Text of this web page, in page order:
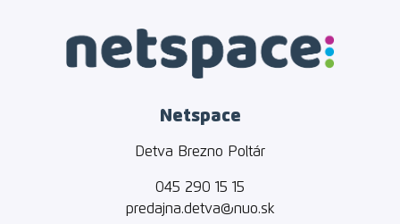
Netspace
Detva Brezno Poltár
045 290 15 15
predajna.detva@nuo.sk